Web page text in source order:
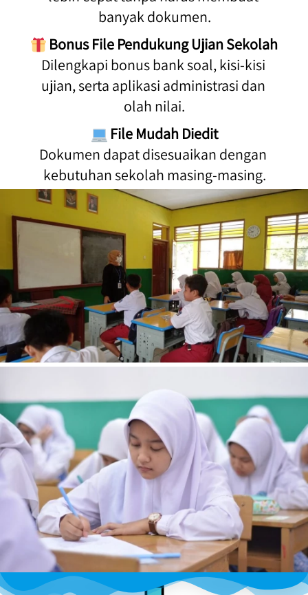
banyak dokumen.
Bonus File Pendukung Ujian Sekolah
Dilengkapi bonus bank soal, kisi-kisi
ujian, serta aplikasi administrasi dan
olah nilai.
File Mudah Diedit
Dokumen dapat disesuaikan dengan
kebutuhan sekolah masing-masing.